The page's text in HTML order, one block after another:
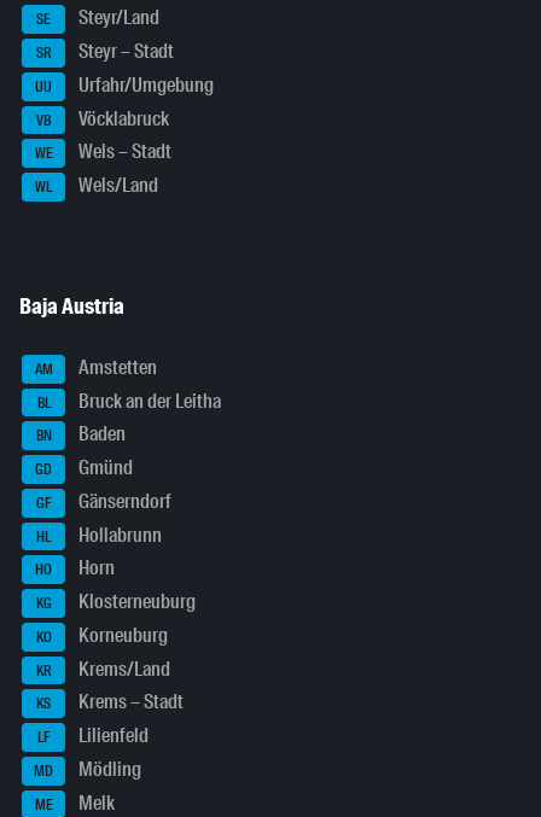
SE Steyr/Land
SR Steyr – Stadt
UU Urfahr/Umgebung
VB Vöcklabruck
WE Wels – Stadt
WL Wels/Land
Baja Austria
AM Amstetten
BL Bruck an der Leitha
BN Baden
GD Gmünd
GF Gänserndorf
HL Hollabrunn
HO Horn
KG Klosterneuburg
KO Korneuburg
KR Krems/Land
KS Krems – Stadt
LF Lilienfeld
MD Mödling
ME Melk